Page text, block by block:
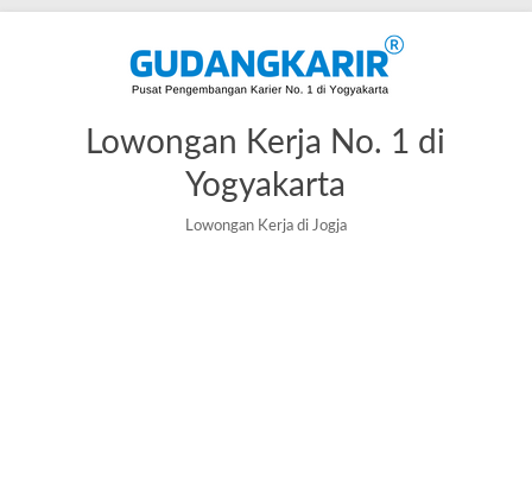
Lowongan Kerja No. 1 di
Yogyakarta
Lowongan Kerja di Jogja